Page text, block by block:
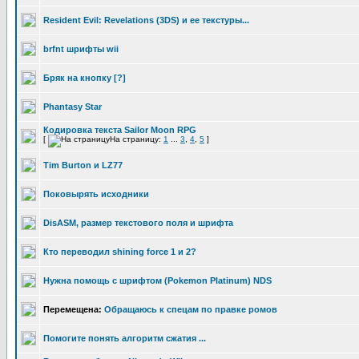
Resident Evil: Revelations (3DS) и ее текстуры...
brfnt шрифты wii
Бряк на кнопку [?]
Phantasy Star
Кодировка текста Sailor Moon RPG
[ На страницу: 1 3 4 5 ]
Tim Burton и LZ77
Поковырять исходники
DisASM, размер текстового поля и шрифта
Ктo перевoдил shining force 1 и 2?
Нужна помощь с шрифтом (Pokemon Platinum) NDS
Перемещена: Обращаюсь к спецам по правке ромов
Помогите понять алгоритм сжатия ...